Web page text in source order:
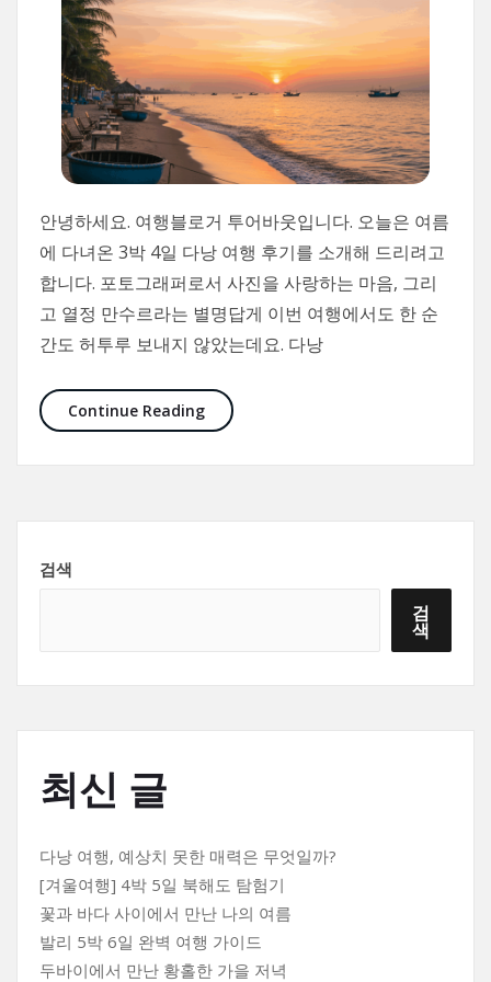
안녕하세요. 여행블로거 투어바웃입니다. 오늘은 여름
에 다녀온 3박 4일 다낭 여행 후기를 소개해 드리려고
합니다. 포토그래퍼로서 사진을 사랑하는 마음, 그리
고 열정 만수르라는 별명답게 이번 여행에서도 한 순
간도 허투루 보내지 않았는데요. 다낭
Continue Reading다낭 여행, 예상치 못한 매력은 무엇일까?
검색
검
색
최신 글
다낭 여행, 예상치 못한 매력은 무엇일까?
[겨울여행] 4박 5일 북해도 탐험기
꽃과 바다 사이에서 만난 나의 여름
발리 5박 6일 완벽 여행 가이드
두바이에서 만난 황홀한 가을 저녁